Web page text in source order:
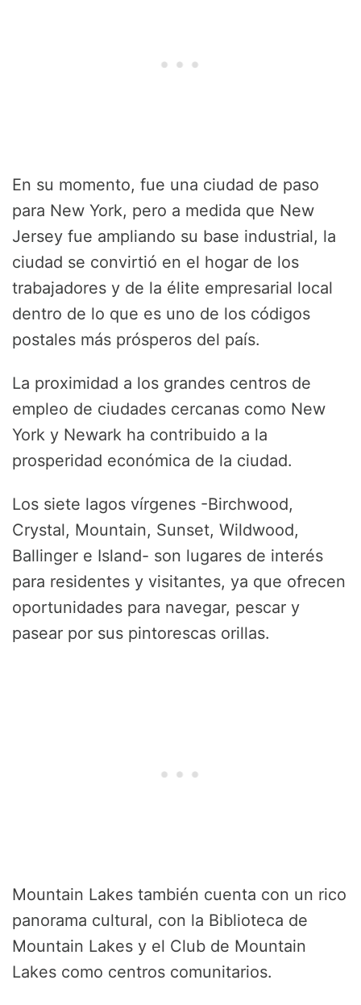
En su momento, fue una ciudad de paso
para New York, pero a medida que New
Jersey fue ampliando su base industrial, la
ciudad se convirtió en el hogar de los
trabajadores y de la élite empresarial local
dentro de lo que es uno de los códigos
postales más prósperos del país.
La proximidad a los grandes centros de
empleo de ciudades cercanas como New
York y Newark ha contribuido a la
prosperidad económica de la ciudad.
Los siete lagos vírgenes -Birchwood,
Crystal, Mountain, Sunset, Wildwood,
Ballinger e Island- son lugares de interés
para residentes y visitantes, ya que ofrecen
oportunidades para navegar, pescar y
pasear por sus pintorescas orillas.
Mountain Lakes también cuenta con un rico
panorama cultural, con la Biblioteca de
Mountain Lakes y el Club de Mountain
Lakes como centros comunitarios.